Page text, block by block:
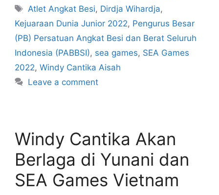
Atlet Angkat Besi, Dirdja Wihardja,
Kejuaraan Dunia Junior 2022, Pengurus Besar
(PB) Persatuan Angkat Besi dan Berat Seluruh
Indonesia (PABBSI), sea games, SEA Games
2022, Windy Cantika Aisah
Leave a comment
Windy Cantika Akan
Berlaga di Yunani dan
SEA Games Vietnam